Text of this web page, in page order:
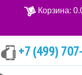
Корзина:
+7 (499)